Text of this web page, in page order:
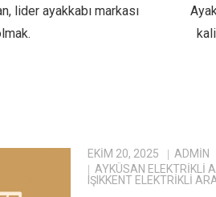
lider ayakkabı markası
EKIM 20, 2025
ADMIN
AYKÜSAN ELEKTRIKLI
IŞIKKENT ELEKTRIKLI